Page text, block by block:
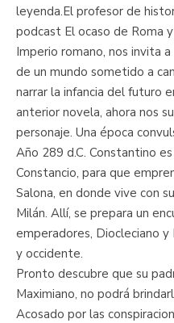
leyenda.El profesor de
podcast El ocaso de
Imperio romano, nos invita
de un mundo sometido a
narrar la infancia del futuro
anterior novela, ahora nos
personaje. Una época
Año 289 d.C. Constantino
Constancio, para que
Salona, en donde vive con
Milán. Allí, se prepara un
emperadores, Diocleciano
y occidente.
Pronto descubre que su
Maximiano, no podrá
Acosado por las